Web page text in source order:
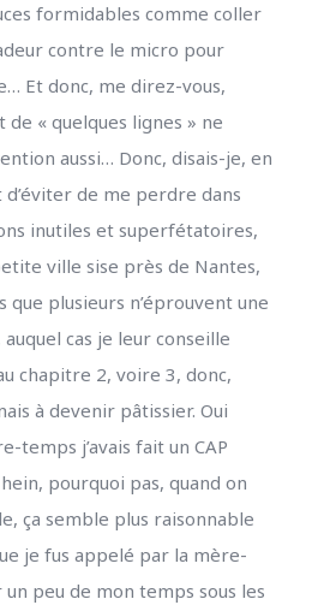
formidables comme coller
contre le micro pour
Et donc, me direz-vous,
« quelques lignes » ne
aussi… Donc, disais-je, en
de me perdre dans
inutiles et superfétatoires,
ville sise près de Nantes,
plusieurs n’éprouvent une
cas je leur conseille
chapitre 2, voire 3, donc,
à devenir pâtissier. Oui
temps j’avais fait un CAP
pourquoi pas, quand on
ça semble plus raisonnable
je fus appelé par la mère-
peu de mon temps sous les